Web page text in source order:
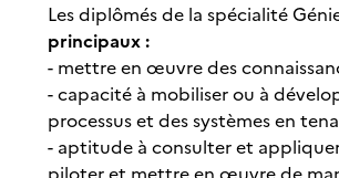
Les diplômés de la spécialité
principaux :
- mettre en œuvre des
- capacité à mobiliser ou à
processus et des systèmes en
- aptitude à consulter et